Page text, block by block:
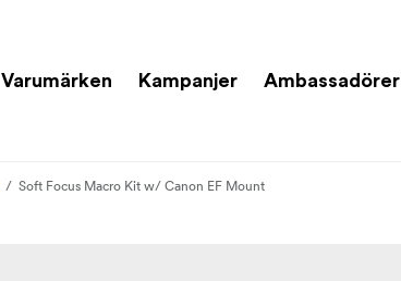
Varumärken Kampanjer Ambassadörer
Soft Focus Macro Kit w/ Canon EF Mount